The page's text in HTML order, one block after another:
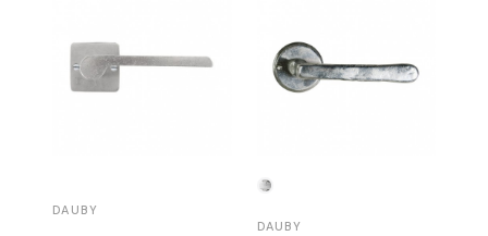
DAUBY
DAUBY